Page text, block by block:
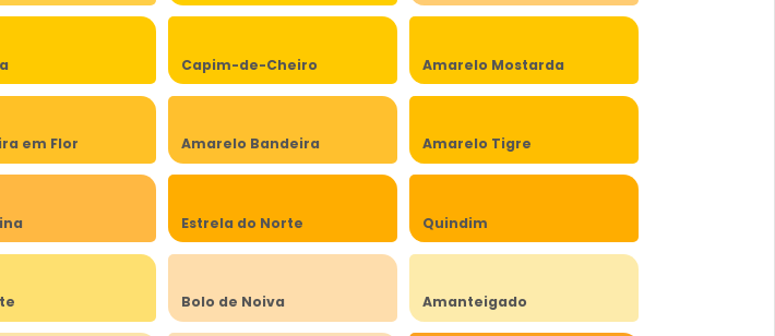
Capim-de-Cheiro Amarelo Mostarda
em Flor Amarelo Bandeira Amarelo Tigre
Estrela do Norte Quindim
Bolo de Noiva Amanteigado